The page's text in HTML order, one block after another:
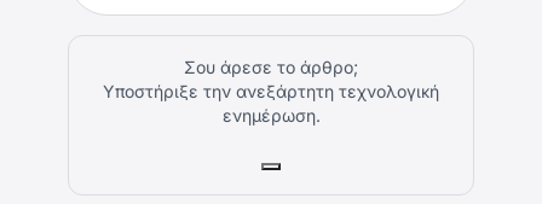
Σου άρεσε το άρθρο;
Υποστήριξε την ανεξάρτητη τεχνολογική
ενημέρωση.